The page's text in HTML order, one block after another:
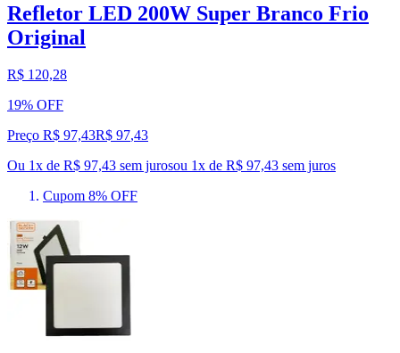
Refletor LED 200W Super Branco Frio
Original
R$ 120,28
19% OFF
Preço R$ 97,43R$ 97,43
Ou 1x de R$ 97,43 sem jurosou 1x de R$ 97,43 sem juros
Cupom 8% OFF